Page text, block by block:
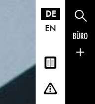
DE
EN
BÜRO